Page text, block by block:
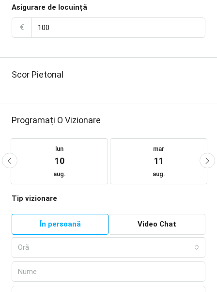
Asigurare de locuință
€
Scor Pietonal
Programați O Vizionare
lun
10
aug.
mar
11
aug.
Tip vizionare
În persoană Video Chat
Oră